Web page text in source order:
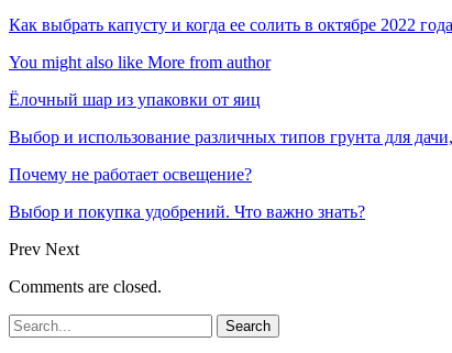
Как выбрать капусту и когда ее солить в октябре 2022
You might also like More from author
Ёлочный шар из упаковки от яиц
Выбор и использование различных типов грунта для
Почему не работает освещение?
Выбор и покупка удобрений. Что важно знать?
Prev Next
Comments are closed.